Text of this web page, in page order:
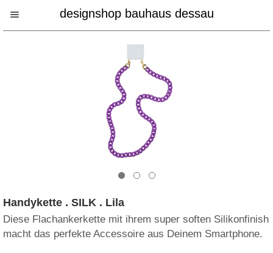
designshop bauhaus dessau
Handykette . SILK . Lila
Diese Flachankerkette mit ihrem super soften Silikonfinish
macht das perfekte Accessoire aus Deinem Smartphone.